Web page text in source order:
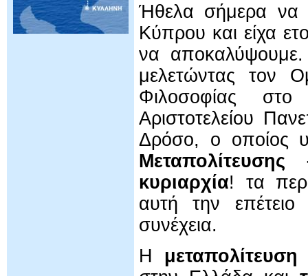
Ήθελα σήμερα να
Κύπρου και είχα
να
μελετώντας τον
Φιλοσοφίας
Αριστοτελείου
Δρόσο, ο οποίος
κυριαρχία! τα
αυτή την
συνέχεια.
Η μεταπολίτευση